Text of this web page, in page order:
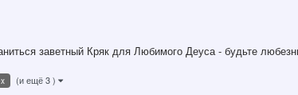
заветный Кряк для Любимого Деуса - будьте
(и ещё 3 )